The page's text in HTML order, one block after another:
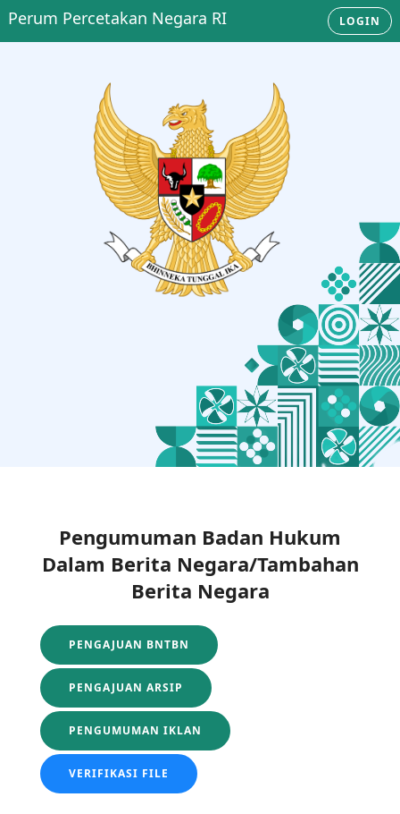
Perum Percetakan Negara RI LOGIN
Pengumuman Badan Hukum
Dalam Berita Negara/Tambahan
Berita Negara
PENGAJUAN BNTBN
PENGAJUAN ARSIP
PENGUMUMAN IKLAN
VERIFIKASI FILE